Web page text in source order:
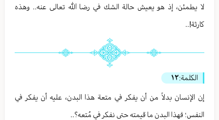
لا يطمئن، إذ هو يعيش حالة الشك في رضا الله تعالى عنه.. وهذه
كارثة!..
الكلمة:١٢
إن الإنسان بدلاً من أن يفكر في متعة هذا البدن، عليه أن يفكر في
النفس؛ فهذا البدن ما قيمته حتى نفكر في مُتعه؟..